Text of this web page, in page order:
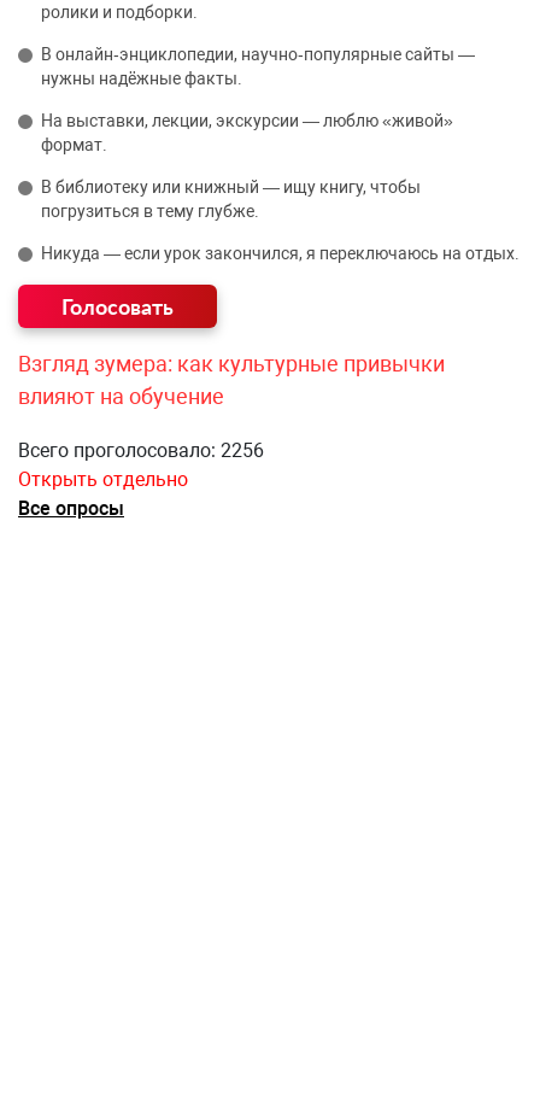
ролики и подборки.
В онлайн‑энциклопедии, научно‑популярные сайты —
нужны надёжные факты.
На выставки, лекции, экскурсии — люблю «живой»
формат.
В библиотеку или книжный — ищу книгу, чтобы
погрузиться в тему глубже.
Никуда — если урок закончился, я переключаюсь на отдых.
Взгляд зумера: как культурные привычки
влияют на обучение
Всего проголосовало: 2256
Открыть отдельно
Все опросы